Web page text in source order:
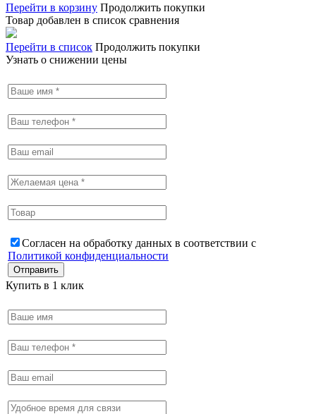
Перейти в корзину Продолжить покупки
Товар добавлен в список сравнения
Перейти в список Продолжить покупки
Узнать о снижении цены
Согласен на обработку данных в соответствии с
Политикой конфиденциальности
Купить в 1 клик